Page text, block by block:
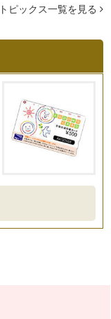
ら次はあれしてこ
こと。「ママ、マ
もいれば慎重派も
トピックス一覧を見る